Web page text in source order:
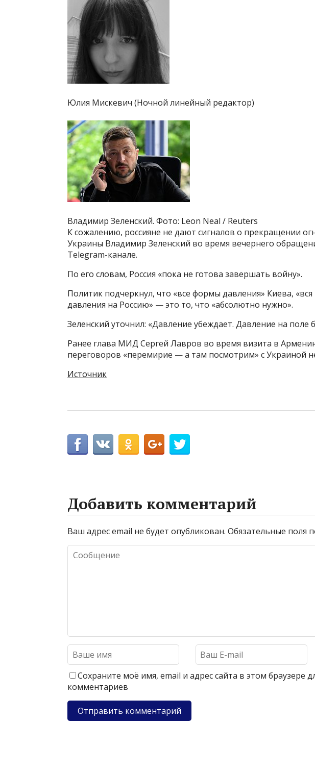
Юлия Мискевич (Ночной линейный редактор)
Владимир Зеленский. Фото: Leon Neal / Reuters
К сожалению, россияне не дают сигналов о прекращении
Украины Владимир Зеленский во время вечернего
Telegram-канале.
По его словам, Россия «пока не готова завершать войну».
Политик подчеркнул, что «все формы давления» Киева,
давления на Россию» — это то, что «абсолютно нужно».
Зеленский уточнил: «Давление убеждает. Давление на поле
Ранее глава МИД Сергей Лавров во время визита в
переговоров «перемирие — а там посмотрим» с Украиной
Источник
Добавить комментарий
Ваш адрес email не будет опубликован. Обязательные поля
Сохраните моё имя, email и адрес сайта в этом браузере
комментариев